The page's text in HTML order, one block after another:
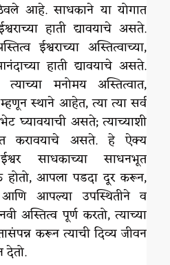
आहे. साधकाने या योगात
हाती द्यावयाचे असते.
ईश्वराच्या अस्तित्वाच्या,
हाती द्यावयाचे असते.
त्याच्या मनोमय अस्तित्वात,
स्थाने आहेत, त्या त्या सर्व
घ्यावयाची असते; त्याच्याशी
करावयाचे असते. हे ऐक्य
साधकाच्या साधनभूत
होतो, आपला पडदा दूर करून,
आपल्या उपस्थितीने व
अस्तित्व पूर्ण करतो, त्याच्या
करून त्याची दिव्य जीवन
देतो.